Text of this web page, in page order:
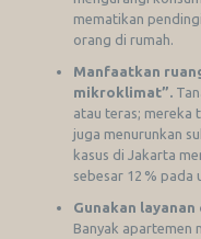
mematikan
orang di rumah.
Manfaatkan
mikroklimat”.
atau teras; mereka
juga menurunkan
kasus di Jakarta
sebesar 12 % pada
Gunakan layanan
Banyak apartemen